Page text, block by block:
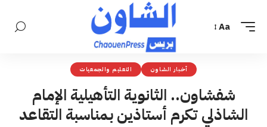
Aa
أخبار الشاون التعليم والجمعيات
شفشاون.. الثانوية التأهيلية الإمام
الشاذلي تكرم أستاذين بمناسبة التقاعد